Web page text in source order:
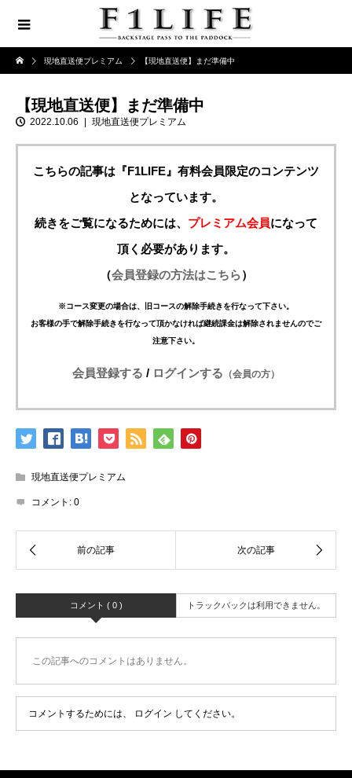
現地直送便プレミアム 【現地直送便】まだ準備中
【現地直送便】まだ準備中
2022.10.06 現地直送便プレミアム
こちらの記事は『F1LIFE』有料会員限定のコンテンツ
となっています。
続きをご覧になるためには、 プレミアム会員になって
頂く必要があります。
（会員登録の方法はこちら）
※コース変更の場合は、旧コースの解除手続きを行なって下さい。
お客様の手で解除手続きを行なって頂かなければ継続課金は解除されませんのでご
注意下さい。
会員登録する / ログインする （会員の方）
現地直送便プレミアム
コメント: 0
コメント ( 0 ) トラックバックは利用できません。
この記事へのコメントはありません。
コメントするためには、 ログイン してください。